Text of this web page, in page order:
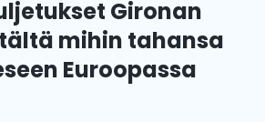
Gironan
mihin tahansa
Euroopassa